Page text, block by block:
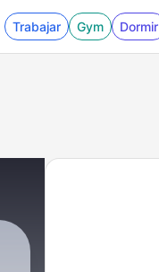
Trabajar Gym Dormir